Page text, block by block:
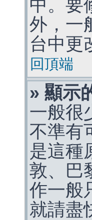
中。要
外，一
台中更
回頂端
» 顯示
一般很
不準有
是這種
敦、巴
作一般
就請盡